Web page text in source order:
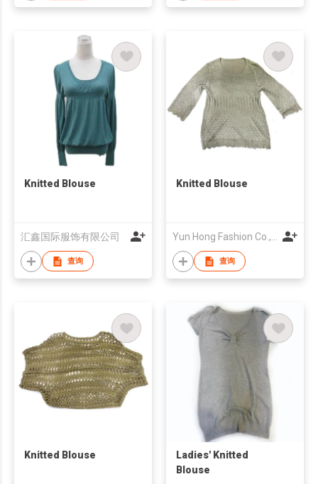
Knitted Blouse
汇鑫国际服饰有限公司
查询
Knitted Blouse
Yun Hong Fashion Co.,Ltd
查询
Knitted Blouse
Ladies' Knitted
Blouse